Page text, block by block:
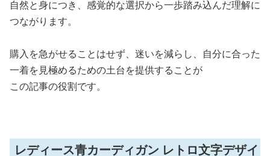
自然と身につき、感覚的な選択から一歩踏み込んだ理解に
つながります。
購入を急がせることはせず、迷いを減らし、自分に合った
一着を見極めるための土台を提供することが
この記事の役割です。
レディース青カーディガン レトロ文字デザイ